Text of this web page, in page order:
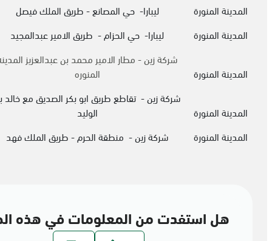
المدينة المنورة
ليبارا- حي المصانع - طريق الملك فيصل
المدينة المنورة
ليبارا- حي الحزام - طريق الامير عبدالمجيد
المدينة المنورة
شركة زين - مطار الامير محمد بن عبدالعزيز
المنوره
المدينة المنورة
شركة زين - تقاطع طريق ابو بكر الصديق مع خالد
الوليد
المدينة المنورة
شركة زين - منطقة الحرم - طريق الملك فهد
هل استفدت من المعلومات في هذه